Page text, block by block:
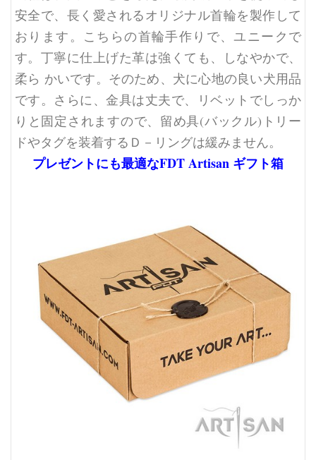
安全で、長く愛されるオリジナル首輪を製作して
おります。こちらの首輪手作りで、ユニークで
す。丁寧に仕上げた革は強くても、しなやかで、
柔ら かいです。そのため、犬に心地の良い犬用品
です。さらに、金具は丈夫で、リベットでしっか
りと固定されますので、留め具(バックル)トリー
ドやタグを装着するＤ－リングは緩みません。
プレゼントにも最適なFDT Artisan ギフト箱